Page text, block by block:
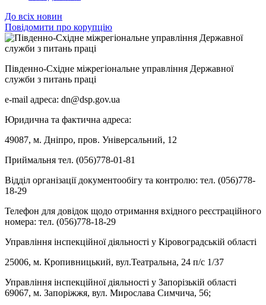
До всіх новин
Повідомити про корупцію
Південно-Східне міжрегіональне управління Державної
служби з питань праці
e-mail адреса: dn@dsp.gov.ua
Юридична та фактична адреса:
49087, м. Дніпро, пров. Універсальний, 12
Приймальня тел. (056)778-01-81
Відділ організації документообігу та контролю: тел. (056)778-
18-29
Телефон для довідок щодо отримання вхідного реєстраційного
номера: тел. (056)778-18-29
Управління інспекційної діяльності у Кіровоградській області
25006, м. Кропивницький, вул.Театральна, 24 п/с 1/37
Управління інспекційної діяльності у Запорізькій області
69067, м. Запоріжжя, вул. Мирослава Симчича, 56;